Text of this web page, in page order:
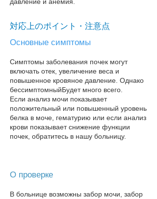
対応上のポイント・注意点
Основные симптомы
Симптомы заболевания почек могут
включать отек, увеличение веса и
повышенное кровяное давление. Однако
бессимптомныйБудет много всего.
Если анализ мочи показывает
положительный или повышенный уровень
белка в моче, гематурию или если анализ
крови показывает снижение функции
почек, обратитесь в нашу больницу​.
О проверке
В больнице возможны забор мочи, забор